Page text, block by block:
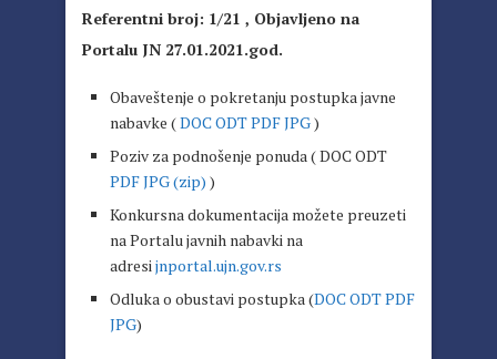
Referentni broj: 1/21 , Objavljeno na
Portalu JN 27.01.2021.god.
Obaveštenje o pokretanju postupka javne
nabavke (DOCODTPDFJPG)
Poziv za podnošenje ponuda ( DOC ODT
PDFJPG (zip) )
Konkursna dokumentacija možete preuzeti
na Portalu javnih nabavki na
adresijnportal.ujn.gov.rs
Odluka o obustavi postupka (DOCODTPDF
JPG)